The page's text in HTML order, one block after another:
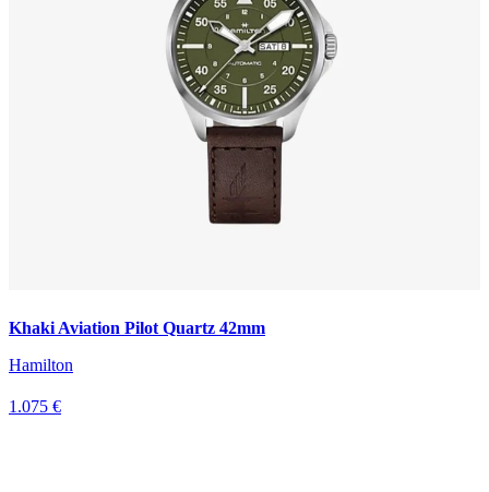
Khaki Aviation Pilot Quartz 42mm
Hamilton
1.075 €